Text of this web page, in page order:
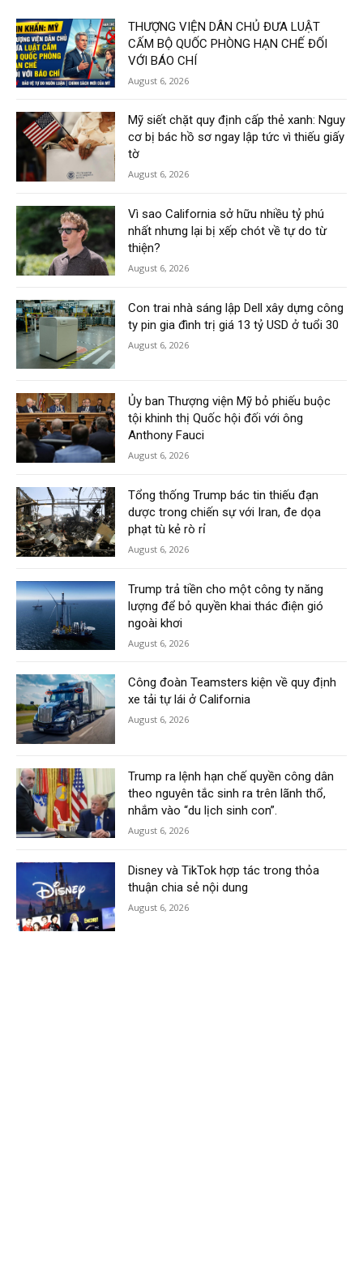
THƯỢNG VIỆN DÂN CHỦ ĐƯA LUẬT
CẤM BỘ QUỐC PHÒNG HẠN CHẾ ĐỐI
VỚI BÁO CHÍ
August 6, 2026
Mỹ siết chặt quy định cấp thẻ xanh: Nguy
cơ bị bác hồ sơ ngay lập tức vì thiếu giấy
tờ
August 6, 2026
Vì sao California sở hữu nhiều tỷ phú
nhất nhưng lại bị xếp chót về tự do từ
thiện?
August 6, 2026
Con trai nhà sáng lập Dell xây dựng công
ty pin gia đình trị giá 13 tỷ USD ở tuổi 30
August 6, 2026
Ủy ban Thượng viện Mỹ bỏ phiếu buộc
tội khinh thị Quốc hội đối với ông
Anthony Fauci
August 6, 2026
Tổng thống Trump bác tin thiếu đạn
dược trong chiến sự với Iran, đe dọa
phạt tù kẻ rò rỉ
August 6, 2026
Trump trả tiền cho một công ty năng
lượng để bỏ quyền khai thác điện gió
ngoài khơi
August 6, 2026
Công đoàn Teamsters kiện về quy định
xe tải tự lái ở California
August 6, 2026
Trump ra lệnh hạn chế quyền công dân
theo nguyên tắc sinh ra trên lãnh thổ,
nhắm vào “du lịch sinh con”.
August 6, 2026
Disney và TikTok hợp tác trong thỏa
thuận chia sẻ nội dung
August 6, 2026